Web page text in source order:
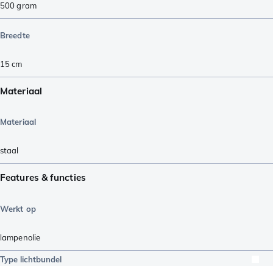
500gram
Breedte
15cm
Materiaal
Materiaal
staal
Features & functies
Werkt op
lampenolie
Type lichtbundel